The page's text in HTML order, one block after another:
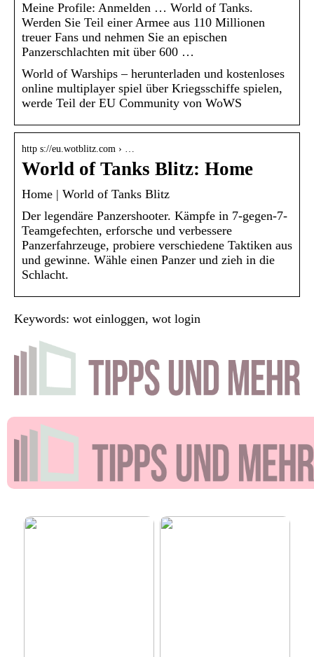
Meine Profile: Anmelden … World of Tanks.
Werden Sie Teil einer Armee aus 110 Millionen
treuer Fans und nehmen Sie an epischen
Panzerschlachten mit über 600 …
World of Warships – herunterladen und kostenloses
online multiplayer spiel über Kriegsschiffe spielen,
werde Teil der EU Community von WoWS
http s://eu.wotblitz.com › …
World of Tanks Blitz: Home
Home | World of Tanks Blitz
Der legendäre Panzershooter. Kämpfe in 7-gegen-7-
Teamgefechten, erforsche und verbessere
Panzerfahrzeuge, probiere verschiedene Taktiken aus
und gewinne. Wähle einen Panzer und zieh in die
Schlacht.
Keywords: wot einloggen, wot login